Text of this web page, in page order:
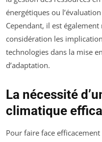
énergétiques ou
Cependant, il est
considération les
technologies dans la mise
d’adaptation.
La nécessité
climatique
Pour faire face